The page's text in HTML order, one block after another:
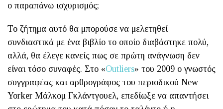
ο παραπάνω ισχυρισμός;
Το ζήτημα αυτό θα μπορούσε να μελετηθεί
συνδιαστικά με ένα βιβλίο το οποίο διαβάστηκε πολύ,
αλλά, θα έλεγε κανείς πως σε πρώτη ανάγνωση δεν
είναι τόσο συναφές. Στo «Outliers» του 2009 ο γνωστός
συγγραφέας και αρθρογράφος του περιοδικού New
Yorker Μάλκομ Γκλάντγουελ, επεδίωξε να απαντήσει